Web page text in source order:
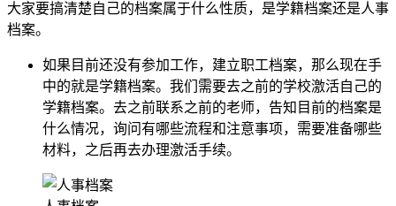
大家要搞清楚自己的档案属于什么性质，是学籍档案还是人事
档案。
如果目前还没有参加工作，建立职工档案，那么现在手
中的就是学籍档案。我们需要去之前的学校激活自己的
学籍档案。去之前联系之前的老师，告知目前的档案是
什么情况，询问有哪些流程和注意事项，需要准备哪些
材料，之后再去办理激活手续。